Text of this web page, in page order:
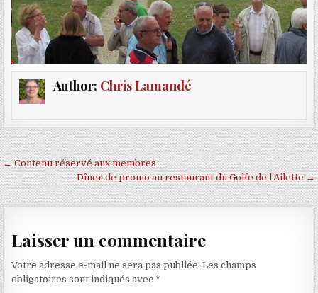
Author: Chris Lamandé
Navigation de l’article
← Contenu réservé aux membres
Dîner de promo au restaurant du Golfe de l’Ailette →
Laisser un commentaire
Votre adresse e-mail ne sera pas publiée. Les champs
obligatoires sont indiqués avec *